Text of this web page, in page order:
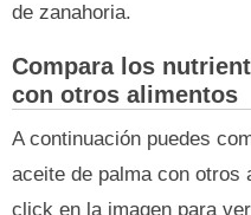
de zanahoria.
Compara los
con otros alimentos
A continuación puedes
aceite de palma con otros
click en la imagen para